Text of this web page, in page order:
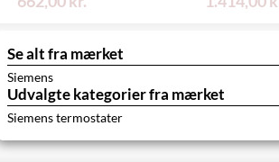
Se alt fra mærket
Siemens
Udvalgte kategorier fra mærket
Siemens termostater